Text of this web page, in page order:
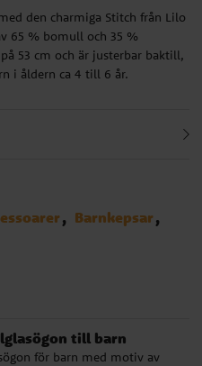
den charmiga Stitch från Lilo
65 % bomull och 35 %
53 cm och är justerbar baktill,
i åldern ca 4 till 6 år.
Barnkepsar
till barn
för barn med motiv av